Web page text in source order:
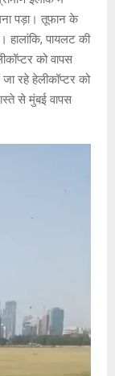
पड़ा। तूफान के
पायलट की
को वापस
रहे हेलीकॉप्टर को
से मुंबई वापस